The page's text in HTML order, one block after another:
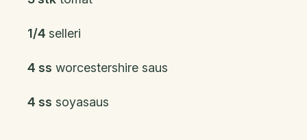
1/4 selleri
4 ss worcestershire saus
4 ss soyasaus